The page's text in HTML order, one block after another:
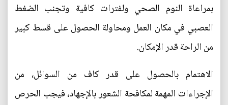
بمراعاة النوم الصحي ولفترات كافية وتجنب الضغط
العصبي في مكان العمل ومحاولة الحصول على قسط كبير
من الراحة قدر الإمكان.
الاهتمام بالحصول على قدر كاف من السوائل، من
الإجراءات المهمة لمكافحة الشعور بالإجهاد، فيجب الحرص